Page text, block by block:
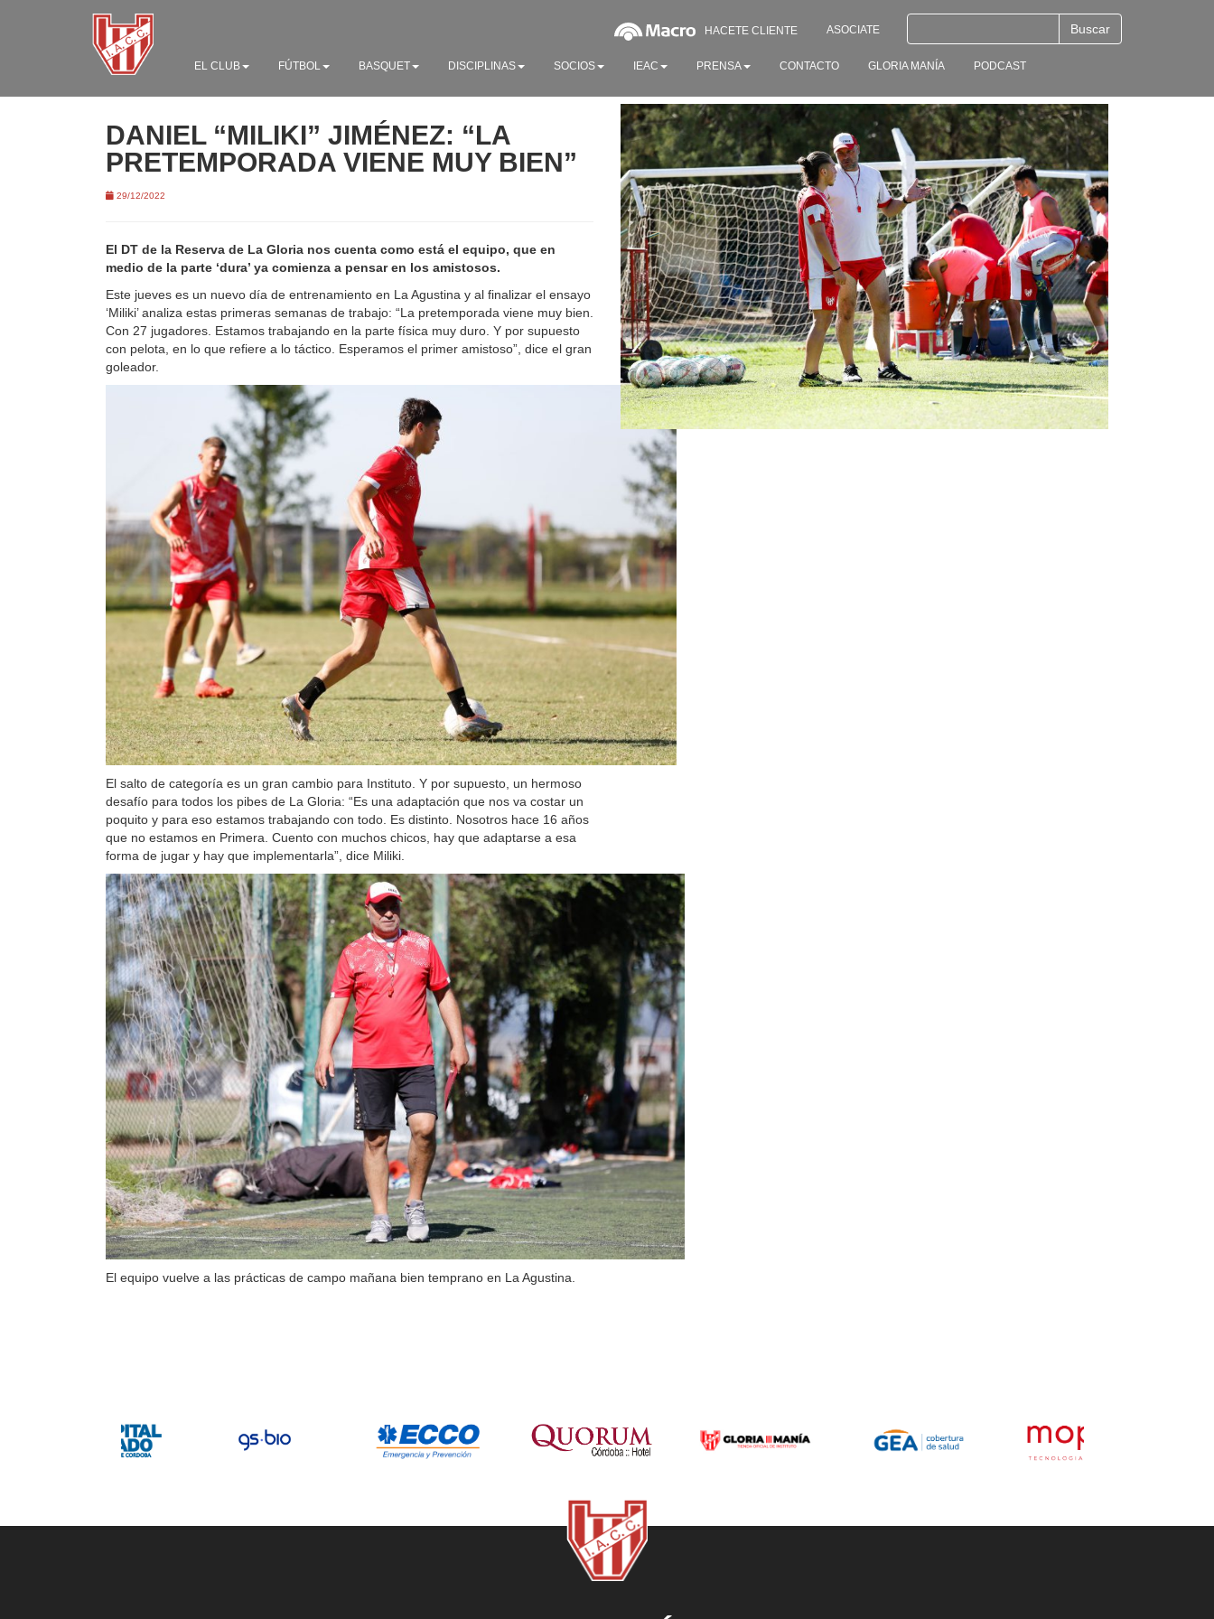
HACETE CLIENTE ASOCIATE
EL CLUB FÚTBOL BASQUET DISCIPLINAS SOCIOS IEAC PRENSA CONTACTO GLORIA MANÍA PODCAST
DANIEL “MILIKI” JIMÉNEZ: “LA
PRETEMPORADA VIENE MUY BIEN”
29/12/2022
El DT de la Reserva de La Gloria nos cuenta como está el equipo, que en
medio de la parte ‘dura’ ya comienza a pensar en los amistosos.
Este jueves es un nuevo día de entrenamiento en La Agustina y al finalizar el ensayo
‘Miliki’ analiza estas primeras semanas de trabajo: “La pretemporada viene muy bien.
Con 27 jugadores. Estamos trabajando en la parte física muy duro. Y por supuesto
con pelota, en lo que refiere a lo táctico. Esperamos el primer amistoso”, dice el gran
goleador.
El salto de categoría es un gran cambio para Instituto. Y por supuesto, un hermoso
desafío para todos los pibes de La Gloria: “Es una adaptación que nos va costar un
poquito y para eso estamos trabajando con todo. Es distinto. Nosotros hace 16 años
que no estamos en Primera. Cuento con muchos chicos, hay que adaptarse a esa
forma de jugar y hay que implementarla”, dice Miliki.
El equipo vuelve a las prácticas de campo mañana bien temprano en La Agustina.